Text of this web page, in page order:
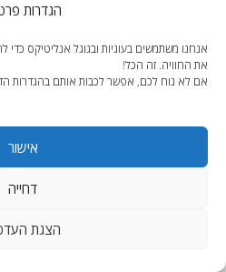
הגדרות
אנחנו משתמשים בעוגיות ובגוגל אנליטיקס
את החוויה. זה הכל!
אם לא נוח לכם, אפשר לכבות אותם בהגדרות
אישור
דחייה
הצגת